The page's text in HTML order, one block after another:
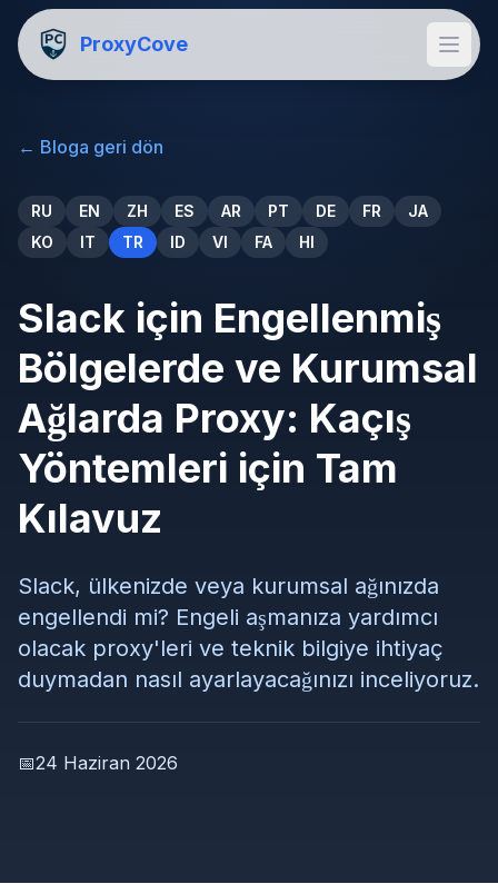
ProxyCove
← Bloga geri dön
RU EN ZH ES AR PT DE FR
JA
KO
IT TR ID VI FA HI
Slack için Engellenmiş
Bölgelerde ve Kurumsal
Ağlarda Proxy: Kaçış
Yöntemleri için Tam
Kılavuz
Slack, ülkenizde veya kurumsal ağınızda
engellendi mi? Engeli aşmanıza yardımcı
olacak proxy'leri ve teknik bilgiye ihtiyaç
duymadan nasıl ayarlayacağınızı inceliyoruz.
📅24 Haziran 2026